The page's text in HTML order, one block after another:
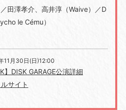
田澤孝介、高井淳（Waive）／D
le Cému）
11月30日(日)12:00
】DISK GARAGE公演詳細
サイト